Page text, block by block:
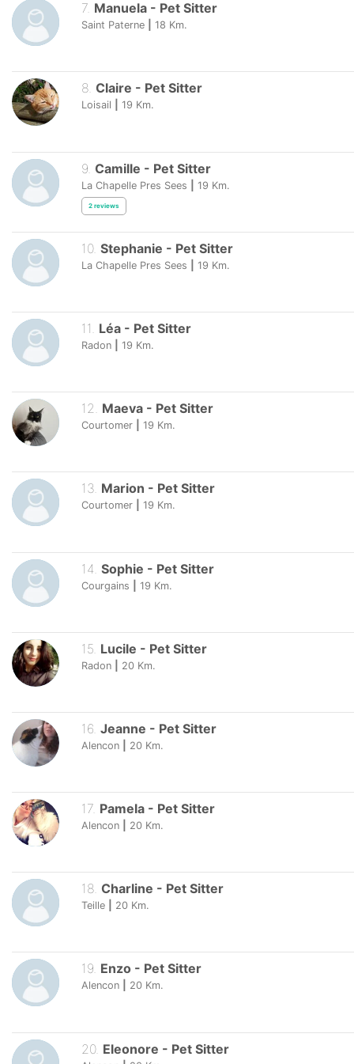
7. Manuela - Pet Sitter
Saint Paterne 18 Km.
8. Claire - Pet Sitter
Loisail 19 Km.
9 Camille - Pet Sitter
La Chapelle Pres Sees 19 Km.
2 reviews
10. Stephanie - Pet Sitter
La Chapelle Pres Sees 19 Km.
11 Léa - Pet Sitter
Radon 19 Km.
12. Maeva - Pet Sitter
Courtomer 19 Km.
13. Marion - Pet Sitter
Courtomer 19 Km.
14 Sophie - Pet Sitter
Courgains 19 Km.
15 Lucile - Pet Sitter
Radon 20 Km.
16 Jeanne - Pet Sitter
Alencon 20 Km.
17. Pamela - Pet Sitter
Alencon 20 Km.
18. Charline - Pet Sitter
Teille 20 Km.
19. Enzo - Pet Sitter
Alencon 20 Km.
20. Eleonore - Pet Sitter